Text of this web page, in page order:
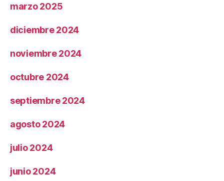
marzo 2025
diciembre 2024
noviembre 2024
octubre 2024
septiembre 2024
agosto 2024
julio 2024
junio 2024